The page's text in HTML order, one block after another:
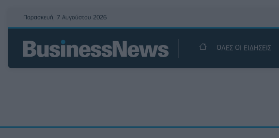
Παρασκευή, 7 Αυγούστου 2026
ΟΛΕΣ ΟΙ ΕΙΔΗΣΕΙΣ